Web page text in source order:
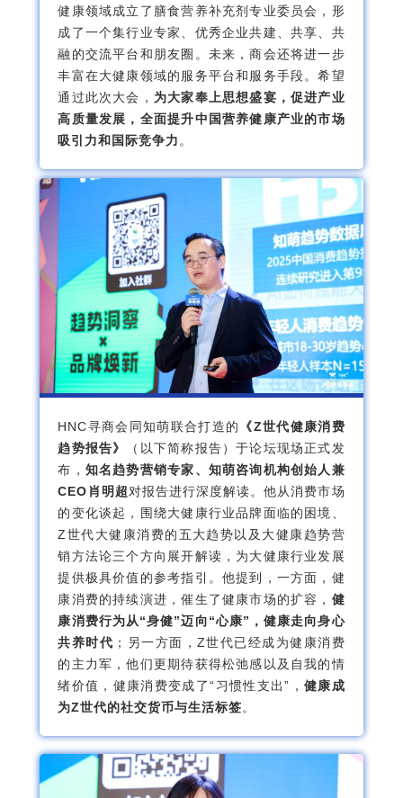
健康领域成立了膳食营养补充剂专业委员会，形
成了一个集行业专家、优秀企业共建、共享、共
融的交流平台和朋友圈。未来，商会还将进一步
丰富在大健康领域的服务平台和服务手段。希望
通过此次大会， 为大家奉上思想盛宴，促进产业
高质量发展，全面提升中国营养健康产业的市场
吸引力和国际竞争力 。
HNC寻商会同知萌联合打造的
《Z世代健康消费
趋势报告》
（以下简称报告）于论坛现场正式发
布， 知名趋势营销专家、知萌咨询机构创始人兼
CEO肖明超对报告进行深度解读。他从消费市场
的变化谈起，围绕大健康行业品牌面临的困境、
Z世代大健康消费的五大趋势以及大健康趋势营
销方法论三个方向展开解读，为大健康行业发展
提供极具价值的参考指引。他提到，一方面，健
康消费的持续演进，催生了健康市场的扩容， 健
康消费行为从“身健”迈向“心康”，健康走向身心
共养时代 ；另一方面，Z世代已经成为健康消费
的主力军，他们更期待获得松弛感以及自我的情
绪价值，健康消费变成了“习惯性支出”， 健康成
为Z世代的社交货币与生活标签。